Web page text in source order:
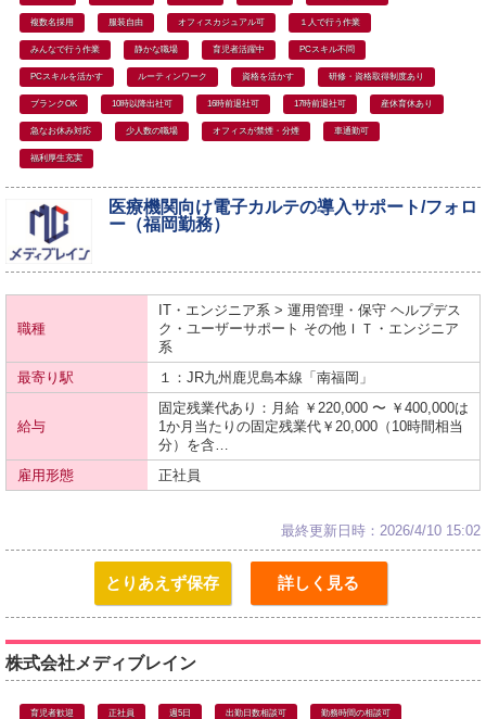
複数名採用 服装自由 オフィスカジュアル可 １人で行う作業
みんなで行う作業 静かな職場 育児者活躍中 PCスキル不問
PCスキルを活かす ルーティンワーク 資格を活かす 研修・資格取得制度あり
ブランクOK 10時以降出社可 16時前退社可 17時前退社可 産休育休あり
急なお休み対応 少人数の職場 オフィスが禁煙・分煙 車通勤可
福利厚生充実
医療機関向け電子カルテの導入サポート/フォロ
ー（福岡勤務）
職種
IT・エンジニア系 > 運用管理・保守 ヘルプデス
ク・ユーザーサポート その他ＩＴ・エンジニア
系
最寄り駅
１：JR九州 鹿児島本線 「南福岡」
給与
固定残業代あり：月給 ￥220,000 〜 ￥400,000は
1か月当たりの固定残業代￥20,000（10時間相当
分）を含…
雇用形態
正社員
最終更新日時：2026/4/10 15:02
とりあえず保存 詳しく見る
株式会社メディブレイン
育児者歓迎 正社員 週5日 出勤日数相談可 勤務時間の相談可